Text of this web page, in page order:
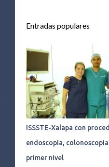
Entradas populares
ISSSTE-Xalapa con
endoscopia,
primer nivel